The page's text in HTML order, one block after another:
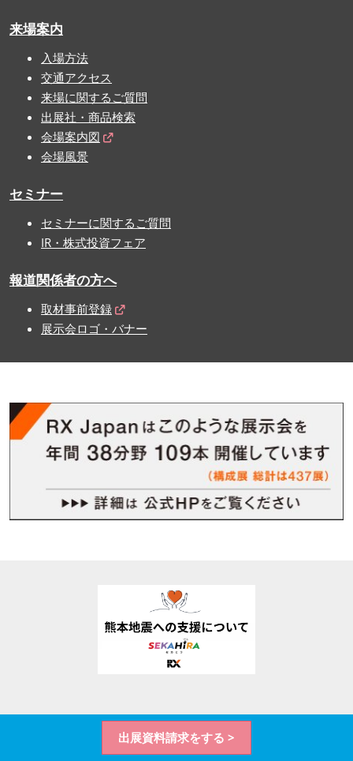
来場案内
入場方法
交通アクセス
来場に関するご質問
出展社・商品検索
会場案内図
会場風景
セミナー
セミナーに関するご質問
IR・株式投資フェア
報道関係者の方へ
取材事前登録
展示会ロゴ・バナー
出展資料請求をする >